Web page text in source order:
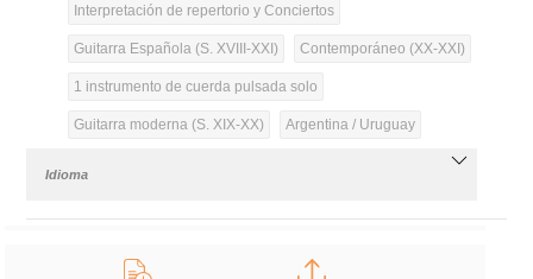
Interpretación de repertorio y Conciertos
Guitarra Española (S. XVIII-XXI) Contemporáneo (XX-XXI)
1 instrumento de cuerda pulsada solo
Guitarra moderna (S. XIX-XX) Argentina / Uruguay
Idioma